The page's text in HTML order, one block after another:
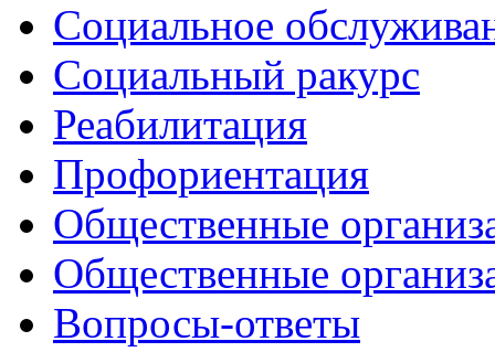
Социальное
Социальный ракурс
Реабилитация
Профориентация
Общественные
Общественные
Вопросы-ответы